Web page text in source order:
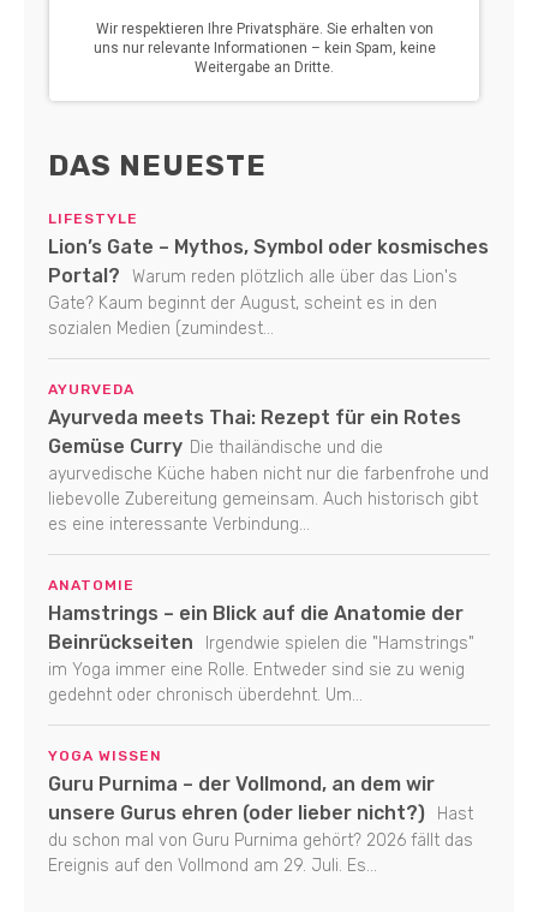
DAS NEUESTE
LIFESTYLE
Lion’s Gate – Mythos, Symbol oder kosmisches
Portal?
Warum reden plötzlich alle über das Lion's
Gate? Kaum beginnt der August, scheint es in den
sozialen Medien (zumindest...
AYURVEDA
Ayurveda meets Thai: Rezept für ein Rotes
Gemüse Curry Die thailändische und die
ayurvedische Küche haben nicht nur die farbenfrohe und
liebevolle Zubereitung gemeinsam. Auch historisch gibt
es eine interessante Verbindung...
ANATOMIE
Hamstrings – ein Blick auf die Anatomie der
Beinrückseiten
Irgendwie spielen die "Hamstrings"
im Yoga immer eine Rolle. Entweder sind sie zu wenig
gedehnt oder chronisch überdehnt. Um...
YOGA WISSEN
Guru Purnima – der Vollmond, an dem wir
unsere Gurus ehren (oder lieber nicht?)
Hast
du schon mal von Guru Purnima gehört? 2026 fällt das
Ereignis auf den Vollmond am 29. Juli. Es...